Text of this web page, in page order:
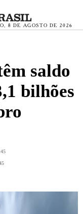
8 DE AGOSTO DE 2026
saldo
bilhões